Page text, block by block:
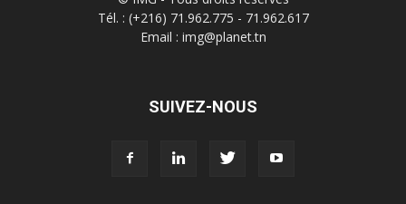
Tél. : (+216) 71.962.775 - 71.962.617
Email : img@planet.tn
SUIVEZ-NOUS